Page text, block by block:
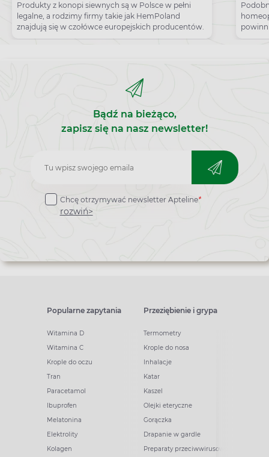
Produkty z konopi siewnych są w Polsce w pełni
legalne, a rodzimy firmy takie jak HemPoland
znajdują się w czołówce europejskich producentów.
Bądź na bieżąco,
zapisz się na nasz newsletter!
Zapisz
do
newslettera
Chcę otrzymywać newsletter Apteline*
rozwiń>
Popularne zapytania
Witamina D
Witamina C
Krople do oczu
Tran
Paracetamol
Ibuprofen
Melatonina
Elektrolity
Kolagen
Przeziębienie i grypa
Termometry
Krople do nosa
Inhalacje
Katar
Kaszel
Olejki eteryczne
Gorączka
Drapanie w gardle
Preparaty przeciwwirusowe